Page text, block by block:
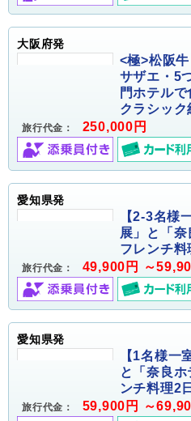
大阪府発
<極>松阪
サザエ・5
門ホテル
クラシック
旅行代金： 250,000円
愛知県発
【2-3名様
展」と「
フレンチ料
旅行代金： 49,900円 ～
愛知県発
【1名様一
と「奈良
ンチ料理2
旅行代金： 59,900円 ～